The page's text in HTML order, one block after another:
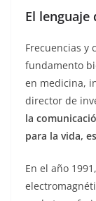
El lenguaje
Frecuencias y
fundamento
en medicina,
director de
la
para la vida,
En el año